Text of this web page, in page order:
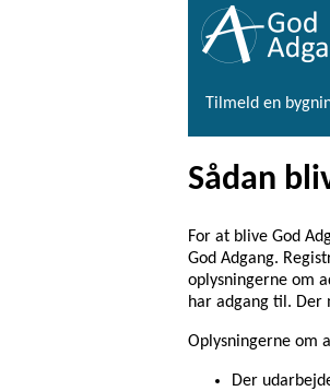
Tilmeld en
Sådan
For at blive God
God Adgang.
oplysningerne om
har adgang til. Der
Oplysningerne om
Der